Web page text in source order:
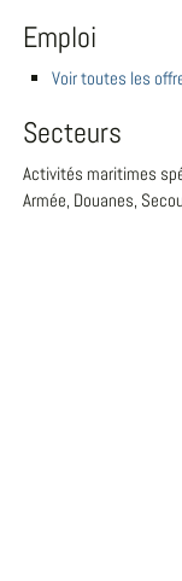
Emploi
Voir toutes les
Secteurs
Activités maritimes
Armée, Douanes,